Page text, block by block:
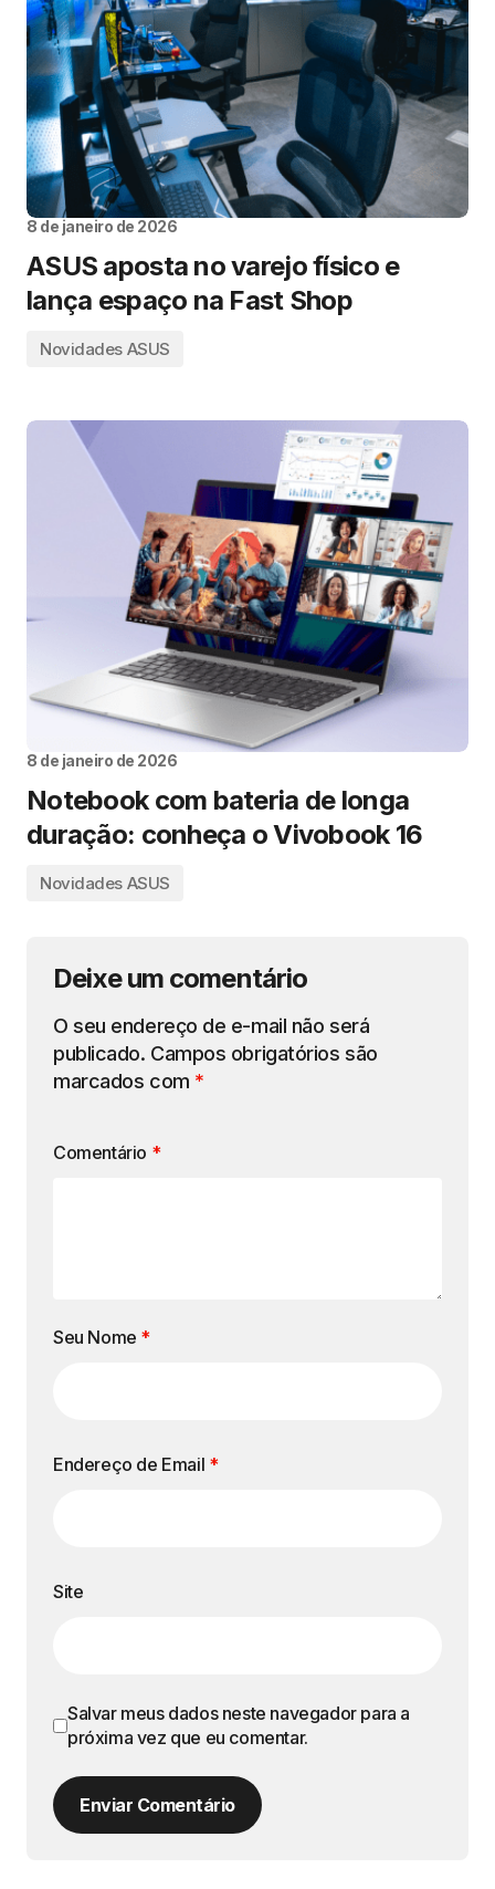
8 de janeiro de 2026
ASUS aposta no varejo físico e
lança espaço na Fast Shop
Novidades ASUS
8 de janeiro de 2026
Notebook com bateria de longa
duração: conheça o Vivobook 16
Novidades ASUS
Deixe um comentário
O seu endereço de e-mail não será
publicado. Campos obrigatórios são
marcados com *
Comentário *
Seu Nome *
Endereço de Email *
Site
Salvar meus dados neste navegador para a
próxima vez que eu comentar.
Enviar Comentário